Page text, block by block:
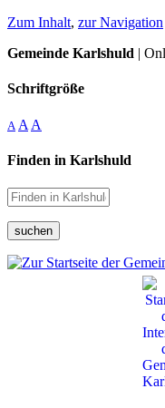
Zum Inhalt, zur Navigation
Gemeinde Karlshuld |
Schriftgröße
A A A
Finden in Karlshuld
suchen